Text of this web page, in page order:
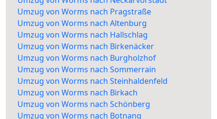
Umzug von Worms nach Pragstraße
Umzug von Worms nach Altenburg
Umzug von Worms nach Hallschlag
Umzug von Worms nach Birkenäcker
Umzug von Worms nach Burgholzhof
Umzug von Worms nach Sommerrain
Umzug von Worms nach Steinhaldenfeld
Umzug von Worms nach Birkach
Umzug von Worms nach Schönberg
Umzug von Worms nach Botnang